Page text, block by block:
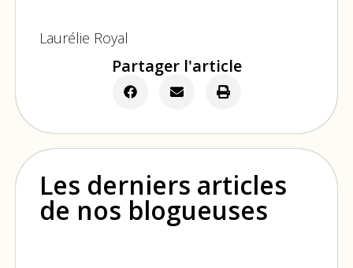
Laurélie Royal
Partager l'article
Les derniers articles
de nos blogueuses